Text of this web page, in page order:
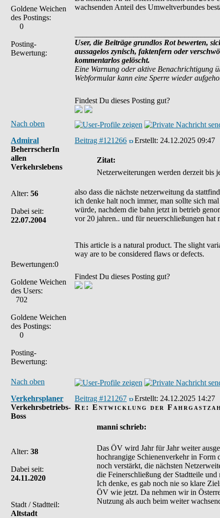
Goldene Weichen
des Postings:
0
Posting-
Bewertung:
wachsenden Anteil des Umweltverbundes
User, die Beiträge grundlos Rot bewerten,
aussagelos zynisch, faktenfern oder
kommentarlos gelöscht.
Eine Warnung oder aktive Benachrichtigung
Webformular kann eine Sperre wieder
Findest Du dieses Posting gut?
Nach oben
Admiral
BeherrscherIn
allen
Verkehrslebens
Alter: 56
Dabei seit:
22.07.2004
Bewertungen:0
Goldene Weichen
des Users:
702
Goldene Weichen
des Postings:
0
Posting-
Bewertung:
Beitrag #121266 Erstellt: 24.12.2025 09:47
Zitat:
Netzerweiterungen werden derzeit bis
also dass die nächste netzerweitung da
ich denke halt noch immer, man sollte sich
würde, nachdem die bahn jetzt in betrieb
vor 20 jahren.. und für neuerschließungen hat
This article is a natural product. The slight
way are to be considered flaws or defects.
Findest Du dieses Posting gut?
Nach oben
Verkehrsplaner
Verkehrsbetriebs-
Boss
Alter: 38
Dabei seit:
24.11.2020
Stadt / Stadtteil:
Altstadt
Beitrag #121267 Erstellt: 24.12.2025 14:27
Re: Entwicklung der
manni schrieb:
Das ÖV wird Jahr für Jahr weiter
hochrangige Schienenverkehr in
noch verstärkt, die nächsten
die Feinerschließung der Stadtteile
Ich denke, es gab noch nie so klare
ÖV wie jetzt. Da nehmen wir in
Nutzung als auch beim weiter